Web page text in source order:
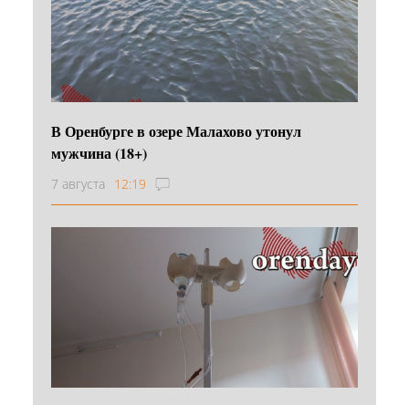
В Оренбурге в озере Малахово утонул
мужчина (18+)
7 августа 12:19